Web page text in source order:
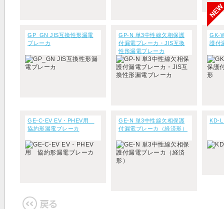
GP_GN JIS互換性形漏電
ブレーカ
GP-N 単3中性線欠相保護
付漏電ブレーカ・JIS互換
性形漏電ブレーカ
GK-
護付
GE-C-EV EV・PHEV用
協約形漏電ブレーカ
GE-N 単3中性線欠相保護
付漏電ブレーカ（経済形）
KD-